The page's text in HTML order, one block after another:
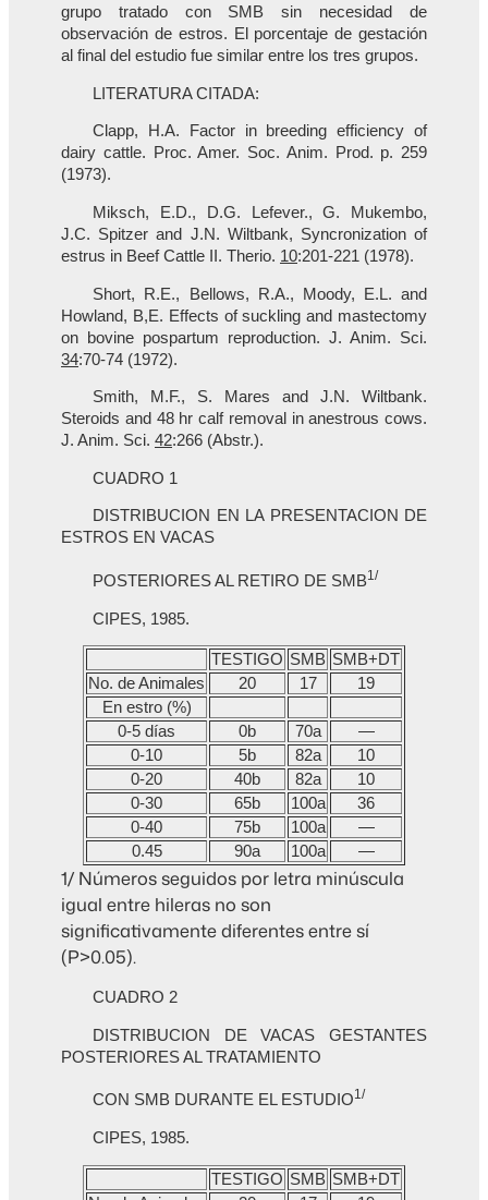
grupo tratado con SMB sin necesidad de
observación de estros. El porcentaje de gestación
al final del estudio fue similar entre los tres grupos.
LITERATURA CITADA:
Clapp, H.A. Factor in breeding efficiency of
dairy cattle. Proc. Amer. Soc. Anim. Prod. p. 259
(1973).
Miksch, E.D., D.G. Lefever., G. Mukembo,
J.C. Spitzer and J.N. Wiltbank, Syncronization of
estrus in Beef Cattle II. Therio. 10:201-221 (1978).
Short, R.E., Bellows, R.A., Moody, E.L. and
Howland, B,E. Effects of suckling and mastectomy
on bovine pospartum reproduction. J. Anim. Sci.
34:70-74 (1972).
Smith, M.F., S. Mares and J.N. Wiltbank.
Steroids and 48 hr calf removal in anestrous cows.
J. Anim. Sci. 42:266 (Abstr.).
CUADRO 1
DISTRIBUCION EN LA PRESENTACION DE
ESTROS EN VACAS
POSTERIORES AL RETIRO DE SMB1/
CIPES, 1985.
TESTIGO SMB SMB+DT
No. de Animales
20 17
19
En estro (%)
0-5 días
0b 70a
—
0-10
5b 82a
10
0-20
40b 82a
10
0-30
65b 100a
36
0-40
75b 100a
—
0.45
90a 100a —
1/ Números seguidos por letra minúscula
igual entre hileras no son
significativamente diferentes entre sí
(P>0.05).
CUADRO 2
DISTRIBUCION DE VACAS GESTANTES
POSTERIORES AL TRATAMIENTO
CON SMB DURANTE EL ESTUDIO1/
CIPES, 1985.
TESTIGO SMB SMB+DT